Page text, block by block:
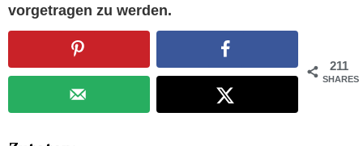
vorgetragen zu werden.
211
SHARES